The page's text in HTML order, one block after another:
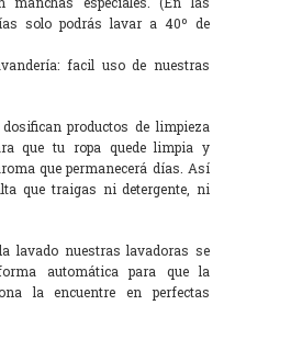
solo podrás lavar a 40º de
facil uso de nuestras
productos de limpieza
que tu ropa quede limpia y
que permanecerá días. Así
que traigas ni detergente, ni
lavado nuestras lavadoras se
automática para que la
la encuentre en perfectas